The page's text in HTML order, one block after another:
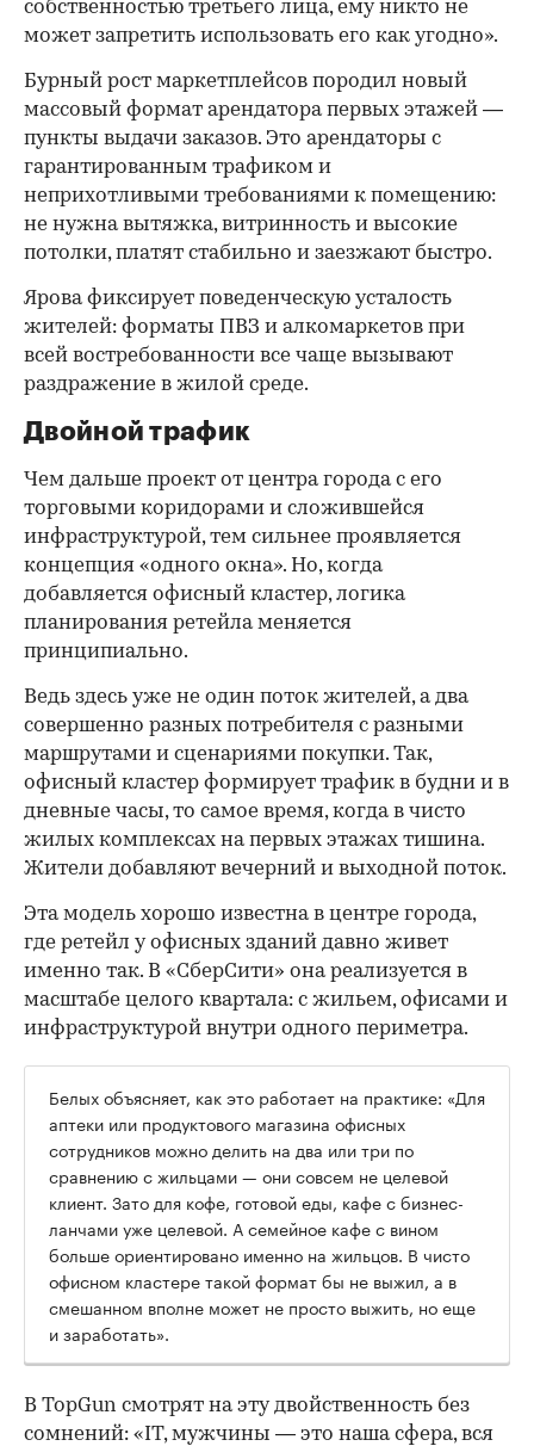
собственностью третьего лица, ему никто не
может запретить использовать его как угодно».
Бурный рост маркетплейсов породил новый
массовый формат арендатора первых этажей —
пункты выдачи заказов. Это арендаторы с
гарантированным трафиком и
неприхотливыми требованиями к помещению:
не нужна вытяжка, витринность и высокие
потолки, платят стабильно и заезжают быстро.
Ярова фиксирует поведенческую усталость
жителей: форматы ПВЗ и алкомаркетов при
всей востребованности все чаще вызывают
раздражение в жилой среде.
Двойной трафик
Чем дальше проект от центра города с его
торговыми коридорами и сложившейся
инфраструктурой, тем сильнее проявляется
концепция «одного окна». Но, когда
добавляется офисный кластер, логика
планирования ретейла меняется
принципиально.
Ведь здесь уже не один поток жителей, а два
совершенно разных потребителя с разными
маршрутами и сценариями покупки. Так,
офисный кластер формирует трафик в будни и в
дневные часы, то самое время, когда в чисто
жилых комплексах на первых этажах тишина.
Жители добавляют вечерний и выходной поток.
Эта модель хорошо известна в центре города,
где ретейл у офисных зданий давно живет
именно так. В «СберСити» она реализуется в
масштабе целого квартала: с жильем, офисами и
инфраструктурой внутри одного периметра.
Белых объясняет, как это работает на практике: «Для
аптеки или продуктового магазина офисных
сотрудников можно делить на два или три по
сравнению с жильцами — они совсем не целевой
клиент. Зато для кофе, готовой еды, кафе с бизнес-
ланчами уже целевой. А семейное кафе с вином
больше ориентировано именно на жильцов. В чисто
офисном кластере такой формат бы не выжил, а в
смешанном вполне может не просто выжить, но еще
и заработать».
В TopGun смотрят на эту двойственность без
сомнений: «IT, мужчины — это наша сфера, вся